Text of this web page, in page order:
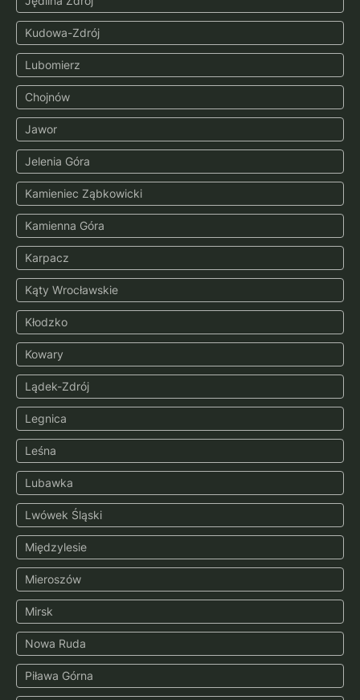
Kudowa-Zdrój
Lubomierz
Chojnów
Jawor
Jelenia Góra
Kamieniec Ząbkowicki
Kamienna Góra
Karpacz
Kąty Wrocławskie
Kłodzko
Kowary
Lądek-Zdrój
Legnica
Leśna
Lubawka
Lwówek Śląski
Międzylesie
Mieroszów
Mirsk
Nowa Ruda
Piława Górna